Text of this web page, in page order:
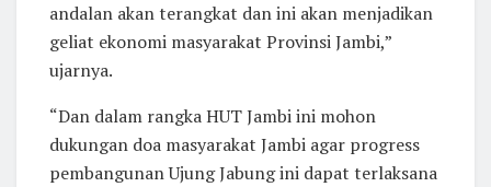
andalan akan terangkat dan ini akan menjadikan
geliat ekonomi masyarakat Provinsi Jambi,”
ujarnya.
“Dan dalam rangka HUT Jambi ini mohon
dukungan doa masyarakat Jambi agar progress
pembangunan Ujung Jabung ini dapat terlaksana